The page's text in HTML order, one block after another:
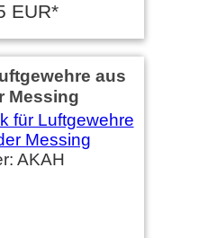
EUR*
aus
Messing
AKAH